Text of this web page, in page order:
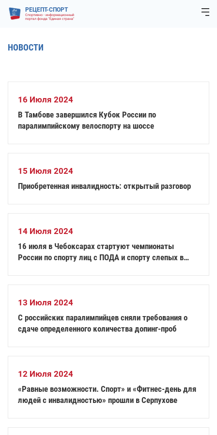
РЕЦЕПТ-СПОРТ
Спортивно - информационный
портал фонда "Единая страна"
НОВОСТИ
16 Июля 2024
В Тамбове завершился Кубок России по
паралимпийскому велоспорту на шоссе
15 Июля 2024
Приобретенная инвалидность: открытый разговор
14 Июля 2024
16 июля в Чебоксарах стартуют чемпионаты
России по спорту лиц с ПОДА и спорту слепых в
13 Июля 2024
С российских паралимпийцев сняли требования о
сдаче определенного количества допинг-проб
12 Июля 2024
«Равные возможности. Спорт» и «Фитнес-день для
людей с инвалидностью» прошли в Серпухове